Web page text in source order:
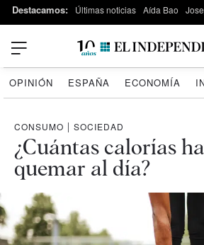
Destacamos: Últimas noticias Aída Bao
OPINIÓN ESPAÑA ECONOMÍA
CONSUMO | SOCIEDAD
¿Cuántas calorías
quemar al día?